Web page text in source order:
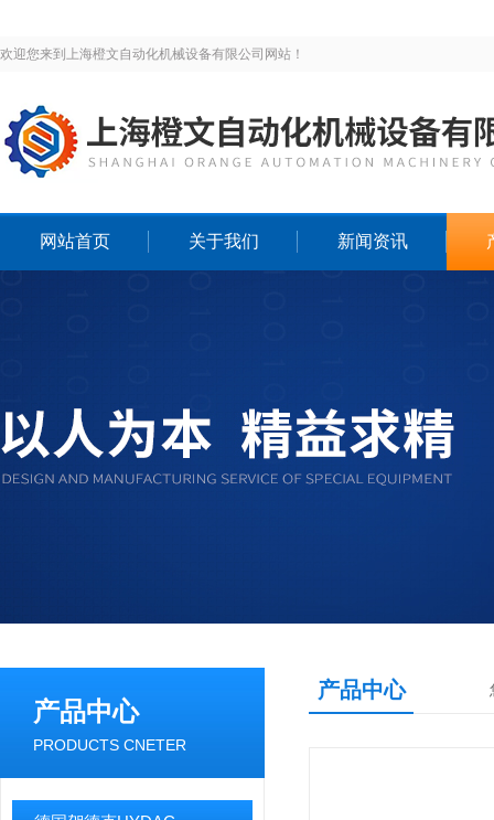
欢迎您来到上海橙文自动化机械设备有限公司网站！
网站首页 关于我们 新闻资讯
产品中心
PRODUCTS CNETER
产品中心